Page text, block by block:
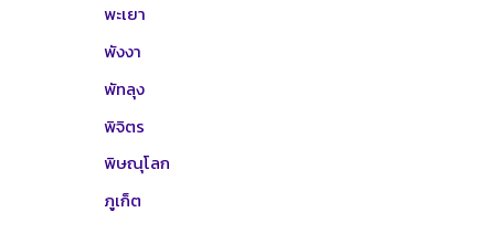
พะเยา
พังงา
พัทลุง
พิจิตร
พิษณุโลก
ภูเก็ต